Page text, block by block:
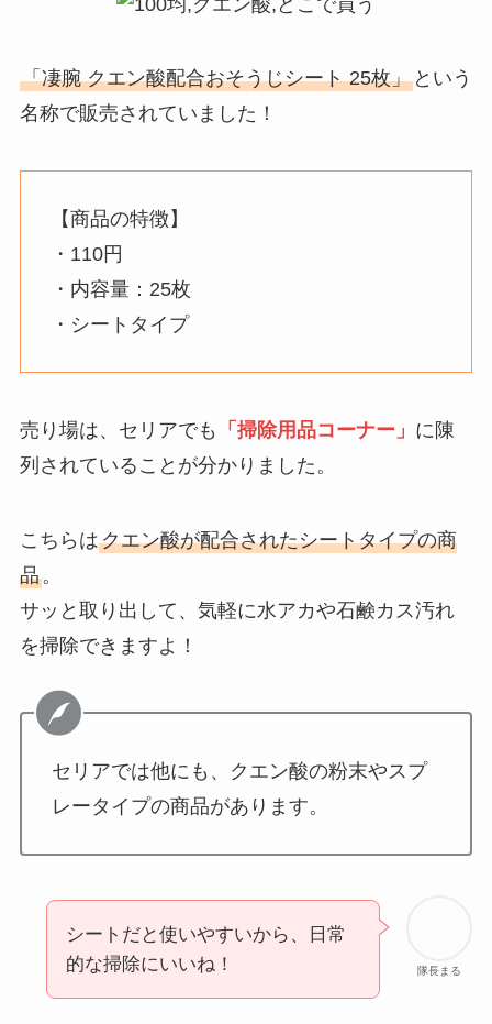
「凄腕 クエン酸配合おそうじシート 25枚」という
名称で販売されていました！
【商品の特徴】
・110円
・内容量：25枚
・シートタイプ
売り場は、セリアでも 「掃除用品コーナー」 に陳
列されていることが分かりました。
こちらはクエン酸が配合されたシートタイプの商
品。
サッと取り出して、気軽に水アカや石鹸カス汚れ
を掃除できますよ！
セリアでは他にも、クエン酸の粉末やスプ
レータイプの商品があります。
隊長まる
シートだと使いやすいから、日常
的な掃除にいいね！